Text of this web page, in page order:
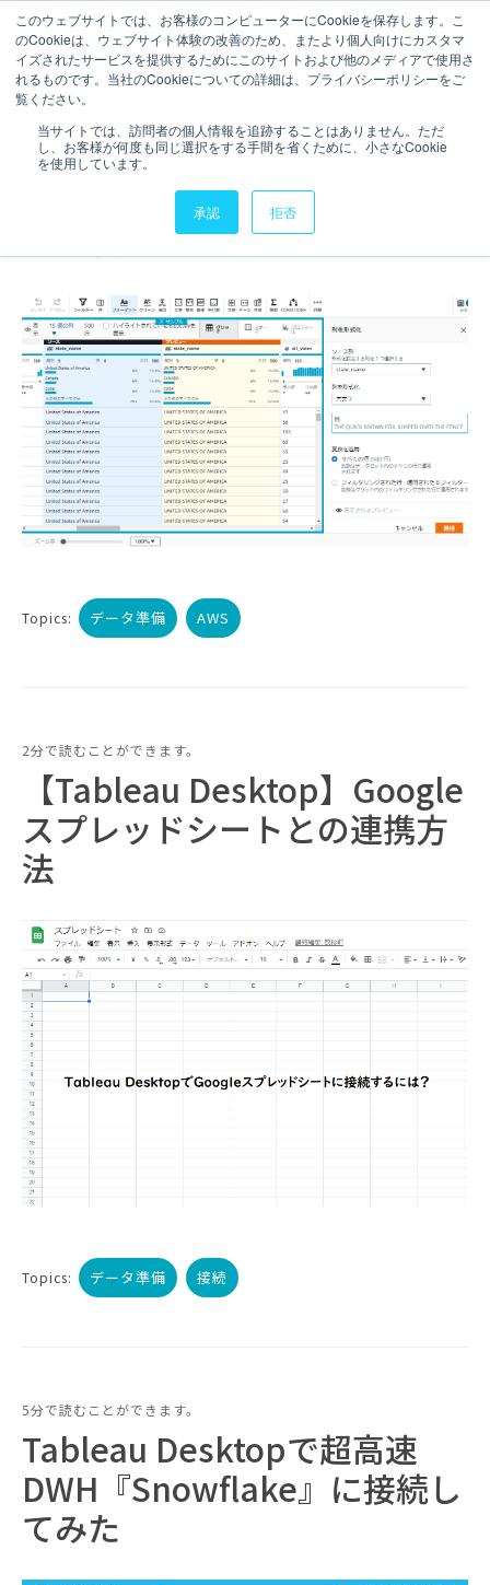
このウェブサイトでは、お客様のコンピューターにCookieを保存します。こ
のCookieは、ウェブサイト体験の改善のため、またより個人向けにカスタマ
イズされたサービスを提供するためにこのサイトおよび他のメディアで使用さ
れるものです。当社のCookieについての詳細は、プライバシーポリシーをご
覧ください。
当サイトでは、訪問者の個人情報を追跡することはありません。ただ
し、お客様が何度も同じ選択をする手間を省くために、小さなCookie
を使用しています。
承認 拒否
相談・お問い合わせ
3分で読むことができます。
【データ準備】AWS Glue
DataBrewでTableau Hyper
形式の出力が可能になってた
ので触ってみた
Topics: データ準備 AWS
2分で読むことができます。
【Tableau Desktop】Google
スプレッドシートとの連携方
法
Topics: データ準備 接続
5分で読むことができます。
Tableau Desktopで超高速
DWH『Snowflake』に接続し
てみた